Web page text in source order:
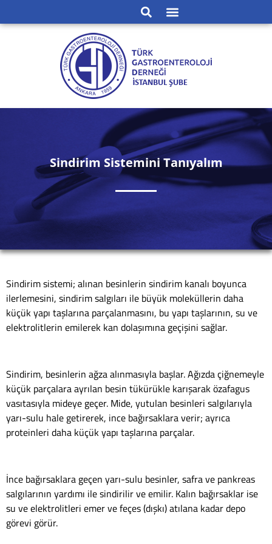
Sindirim Sistemini Tanıyalım
Sindirim sistemi; alınan besinlerin sindirim kanalı boyunca
ilerlemesini, sindirim salgıları ile büyük moleküllerin daha
küçük yapı taşlarına parçalanmasını, bu yapı taşlarının, su ve
elektrolitlerin emilerek kan dolaşımına geçişini sağlar.
Sindirim, besinlerin ağza alınmasıyla başlar. Ağızda çiğnemeyle
küçük parçalara ayrılan besin tükürükle karışarak özafagus
vasıtasıyla mideye geçer. Mide, yutulan besinleri salgılarıyla
yarı-sulu hale getirerek, ince bağırsaklara verir; ayrıca
proteinleri daha küçük yapı taşlarına parçalar.
İnce bağırsaklara geçen yarı-sulu besinler, safra ve pankreas
salgılarının yardımı ile sindirilir ve emilir. Kalın bağırsaklar ise
su ve elektrolitleri emer ve feçes (dışkı) atılana kadar depo
görevi görür.